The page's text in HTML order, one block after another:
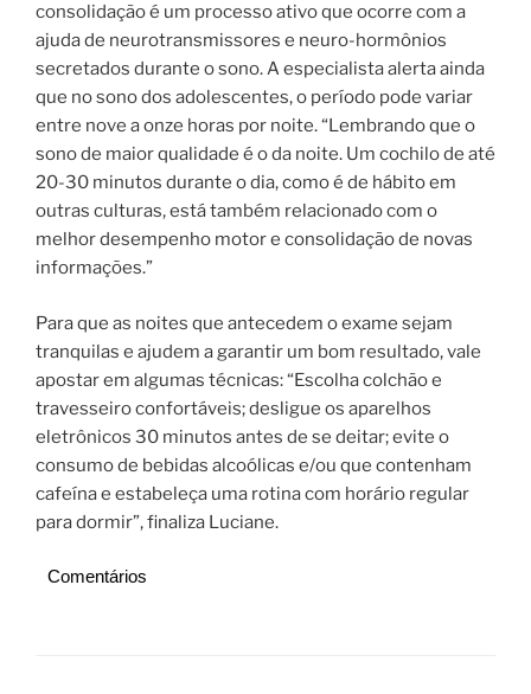
consolidação é um processo ativo que ocorre com a
ajuda de neurotransmissores e neuro-hormônios
secretados durante o sono. A especialista alerta ainda
que no sono dos adolescentes, o período pode variar
entre nove a onze horas por noite. “Lembrando que o
sono de maior qualidade é o da noite. Um cochilo de até
20-30 minutos durante o dia, como é de hábito em
outras culturas, está também relacionado com o
melhor desempenho motor e consolidação de novas
informações.”
Para que as noites que antecedem o exame sejam
tranquilas e ajudem a garantir um bom resultado, vale
apostar em algumas técnicas: “Escolha colchão e
travesseiro confortáveis; desligue os aparelhos
eletrônicos 30 minutos antes de se deitar; evite o
consumo de bebidas alcoólicas e/ou que contenham
cafeína e estabeleça uma rotina com horário regular
para dormir”, finaliza Luciane.
Comentários